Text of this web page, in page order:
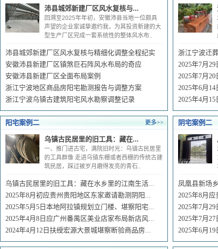
沛县城郊新建厂区风水复核与...
回溯至2025年年初，安徽沛县当地一位颇具
声望的企业家诚挚邀约我，为其投资新建的大
型生产厂区完成一套系统性的整体风水布..
沛县城郊新建厂区风水复核与精细化调整全程纪实
安徽沛县新建厂区镇煞巨石阵风水布局的奇应
安徽沛县新建厂区全面布局案例
浙江宁波地区商品房阳宅勘测报告与调整方案
浙江宁波乌镇古建筑阳宅风水勘察调整记录
浙江宁波迁
2025年7月
2025年7月
2025年6月
2025年4月
阳宅案例二 更多>>
乌镇古民居里的旧工具：藏在...
一、推门进古宅，满院旧时光：乌镇古民居里
的工具群像 走进乌镇东栅或者西栅的传统古建
筑民居，踩过被岁月磨得发亮的青石..
乌镇古民居里的旧工具：藏在水乡里的江南生活...
2025年8月初应贵州贵阳地区东家邀请勘测阴阳...
2025年5月5日本地阿拉镇规划立门楼、堪察阳宅...
2025年4月8日应广州番禺区美业店家布局新店风...
2024年4月12日扶绶宏源大景城堪察断验商品房...
阴宅案例二
凤凰县新场
2025年8月
2025年7月
2025年7月
2025年6月